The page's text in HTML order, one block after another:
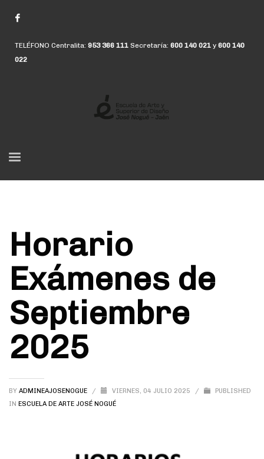
TELÉFONO Centralita: 953 366 111 Secretaría: 600 140 021 y 600 140
022
Horario
Exámenes de
Septiembre
2025
BY ADMINEAJOSENOGUE / VIERNES, 04 JULIO 2025 /
PUBLISHED
IN ESCUELA DE ARTE JOSÉ NOGUÉ